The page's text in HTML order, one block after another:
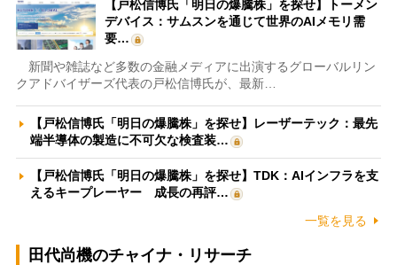
【戸松信博氏「明日の爆騰株」を探せ】トーメン
デバイス：サムスンを通じて世界のAIメモリ需
要…
新聞や雑誌など多数の金融メディアに出演するグローバルリン
クアドバイザーズ代表の戸松信博氏が、最新…
【戸松信博氏「明日の爆騰株」を探せ】レーザーテック：最先
端半導体の製造に不可欠な検査装…
【戸松信博氏「明日の爆騰株」を探せ】TDK：AIインフラを支
えるキープレーヤー 成長の再評…
一覧を見る
田代尚機のチャイナ・リサーチ